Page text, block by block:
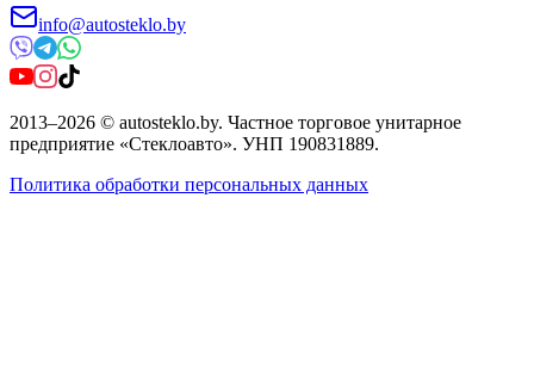
info@autosteklo.by
2013–2026 © autosteklo.by. Частное торговое унитарное
предприятие «Стеклоавто». УНП 190831889.
Политика обработки персональных данных